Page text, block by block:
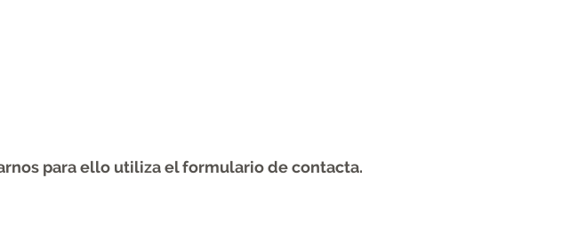
para ello utiliza el formulario de contacta.